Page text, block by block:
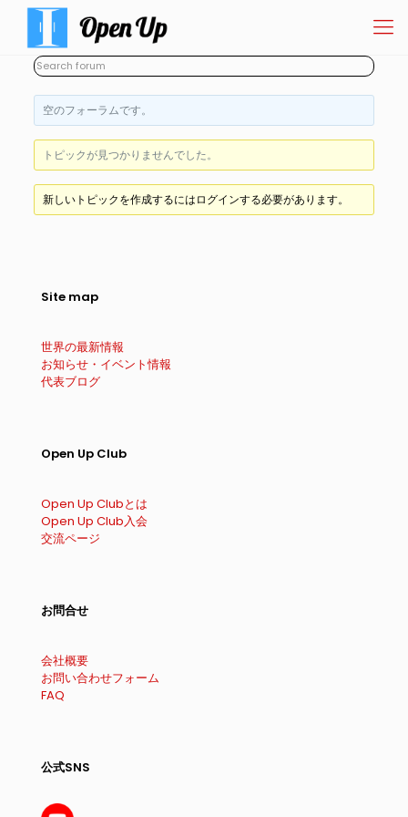
空のフォーラムです。
トピックが見つかりませんでした。
新しいトピックを作成するにはログインする必要があります。
Site map
世界の最新情報
お知らせ・イベント情報
代表ブログ
Open Up Club
Open Up Clubとは
Open Up Club入会
交流ページ
お問合せ
会社概要
お問い合わせフォーム
FAQ
公式SNS